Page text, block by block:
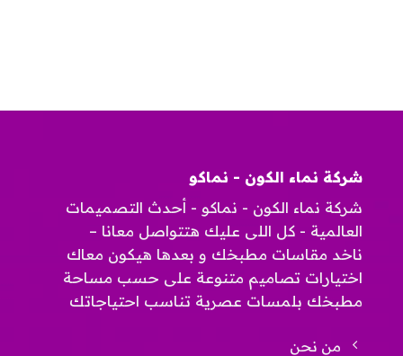
شركة نماء الكون - نماكو
شركة نماء الكون - نماكو - أحدث التصميمات
العالمية - كل اللى عليك هتتواصل معانا –
ناخد مقاسات مطبخك و بعدها هيكون معاك
اختيارات تصاميم متنوعة على حسب مساحة
مطبخك بلمسات عصرية تناسب احتياجاتك
من نحن